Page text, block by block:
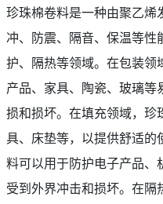
珍珠棉卷料是一种由聚乙
冲、防震、隔音、保温等
护、隔热等领域。在包装
产品、家具、陶瓷、玻璃
损和损坏。在填充领域，
具、床垫等，以提供舒适
料可以用于防护电子产品
受到外界冲击和损坏。在